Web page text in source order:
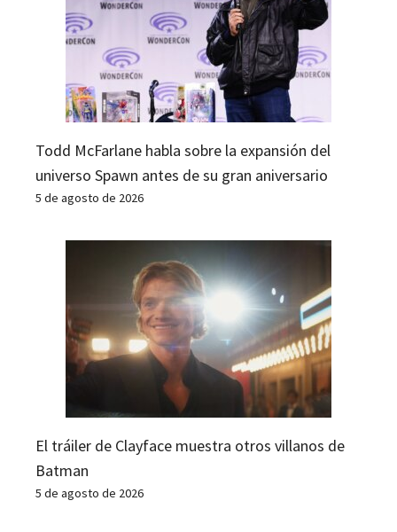
Todd McFarlane habla sobre la expansión del
universo Spawn antes de su gran aniversario
5 de agosto de 2026
El tráiler de Clayface muestra otros villanos de
Batman
5 de agosto de 2026